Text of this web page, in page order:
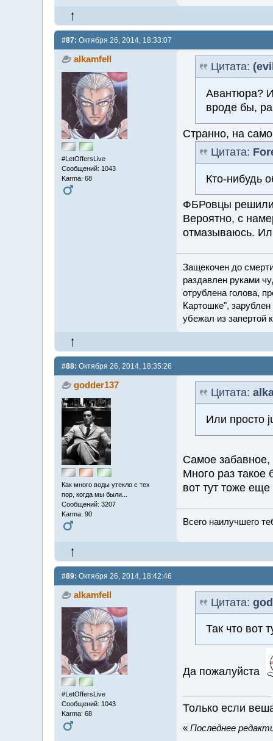
#87: Октября 26, 2014, 18:33:07
alkamfell
#LetOffersLive
Сообщений: 1043
Karma: 68
Цитата:
Авантюра?
вроде бы,
Странно, на
Цитата:
Кто-нибудь
ФБРовцы
Вероятно, с
отмазываюсь.
Защекочен до
раздавлен руками
отрублена голова,
Картошке",
убежал из запертой
#88: Октября 26, 2014, 18:35:26
godder137
Как много воды утекло с тех
пор, когда мы были...
Сообщений: 3207
Karma: 90
Цитата:
Или просто
Самое забавное,
Много раз такое
вот тут тоже
Всего наилучшего
#89: Октября 26, 2014, 18:42:46
alkamfell
#LetOffersLive
Сообщений: 1043
Karma: 68
Цитата:
Так что вот
Да пожалуйста
Только если
« Последнее